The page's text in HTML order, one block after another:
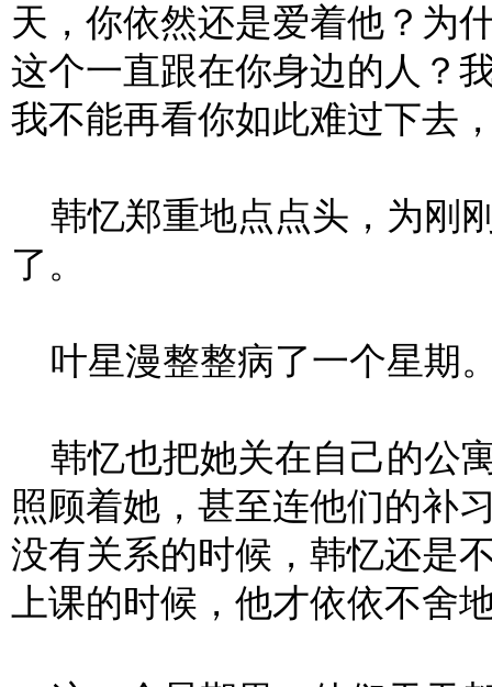
天，你依然还是爱着他？为
这个一直跟在你身边的人？
我不能再看你如此难过下去
韩忆郑重地点点头，为刚
了。
叶星漫整整病了一个星期
韩忆也把她关在自己的公
照顾着她，甚至连他们的补
没有关系的时候，韩忆还是
上课的时候，他才依依不舍